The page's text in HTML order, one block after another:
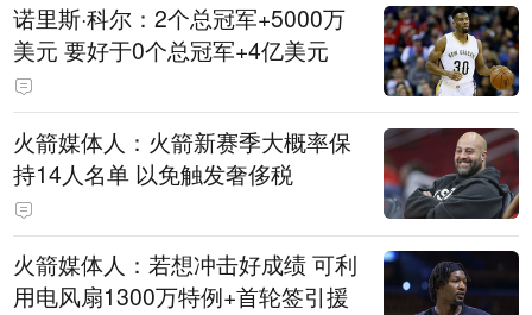
诺里斯·科尔：2个总冠军+5000万
美元 要好于0个总冠军+4亿美元
火箭媒体人：火箭新赛季大概率保
持14人名单 以免触发奢侈税
火箭媒体人：若想冲击好成绩 可利
用电风扇1300万特例+首轮签引援